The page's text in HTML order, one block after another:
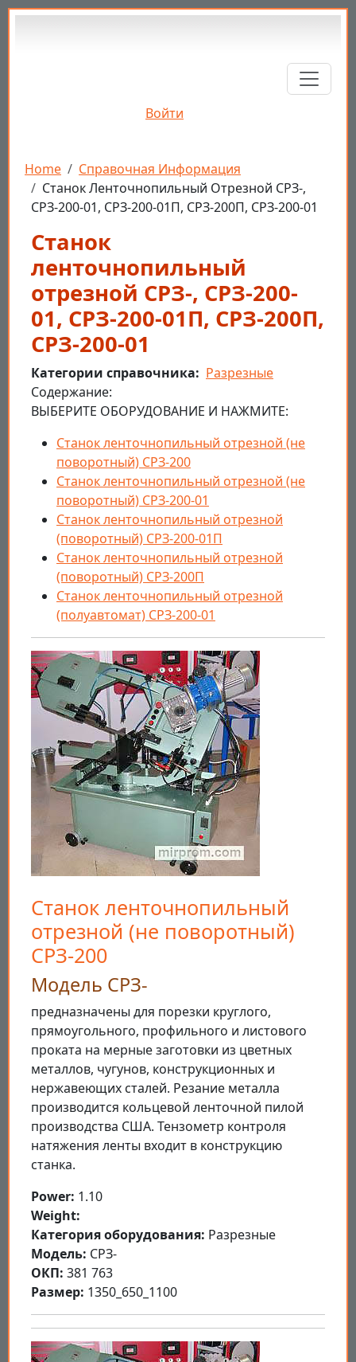
Перейти к основному содержанию
Войти
Строка навигации
Home
Справочная Информация
Станок Ленточнопильный Отрезной СРЗ-,
СРЗ-200-01, СРЗ-200-01П, СРЗ-200П, СРЗ-200-01
Станок
ленточнопильный
отрезной СРЗ-, СРЗ-200-
01, СРЗ-200-01П, СРЗ-200П,
СРЗ-200-01
Категории справочника
Разрезные
Cодержание:
ВЫБЕРИТЕ ОБОРУДОВАНИЕ И НАЖМИТЕ:
Станок ленточнопильный отрезной (не
поворотный) СРЗ-200
Станок ленточнопильный отрезной (не
поворотный) СРЗ-200-01
Станок ленточнопильный отрезной
(поворотный) СРЗ-200-01П
Станок ленточнопильный отрезной
(поворотный) СРЗ-200П
Станок ленточнопильный отрезной
(полуавтомат) СРЗ-200-01
Станок ленточнопильный
отрезной (не поворотный)
СРЗ-200
Модель СРЗ-
предназначены для порезки круглого,
прямоугольного, профильного и листового
проката на мерные заготовки из цветных
металлов, чугунов, конструкционных и
нержавеющих сталей. Резание металла
производится кольцевой ленточной пилой
производства США. Тензометр контроля
натяжения ленты входит в конструкцию
станка.
Power: 1.10
Weight:
Категория оборудования: Разрезные
Модель: СРЗ-
ОКП: 381 763
Размер: 1350_650_1100